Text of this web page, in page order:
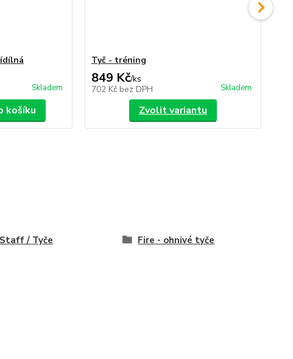
Skladem
košíku
Tyč - tréning
849 Kč/ks
702 Kč bez DPH Skladem
Zvolit variantu
Staff / Tyče Fire - ohnivé tyče